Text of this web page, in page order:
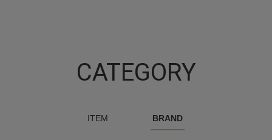
CATEGORY
ITEM BRAND